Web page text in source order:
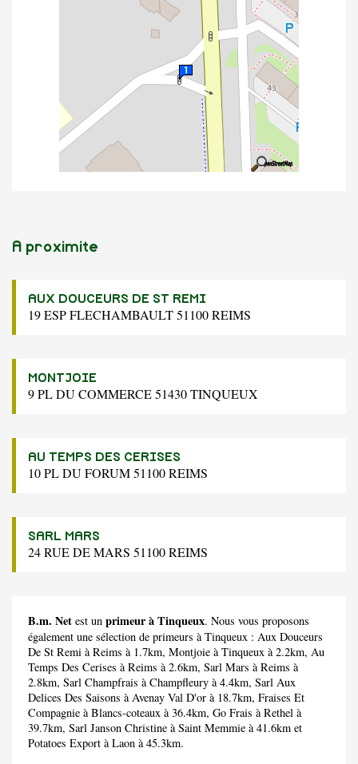
A proximite
AUX DOUCEURS DE ST REMI
19 ESP FLECHAMBAULT 51100 REIMS
MONTJOIE
9 PL DU COMMERCE 51430 TINQUEUX
AU TEMPS DES CERISES
10 PL DU FORUM 51100 REIMS
SARL MARS
24 RUE DE MARS 51100 REIMS
B.m. Net est un primeur à Tinqueux. Nous vous proposons
également une sélection de primeurs à Tinqueux : Aux Douceurs
De St Remi à Reims à 1.7km, Montjoie à Tinqueux à 2.2km, Au
Temps Des Cerises à Reims à 2.6km, Sarl Mars à Reims à
2.8km, Sarl Champfrais à Champfleury à 4.4km, Sarl Aux
Delices Des Saisons à Avenay Val D'or à 18.7km, Fraises Et
Compagnie à Blancs-coteaux à 36.4km, Go Frais à Rethel à
39.7km, Sarl Janson Christine à Saint Memmie à 41.6km et
Potatoes Export à Laon à 45.3km.